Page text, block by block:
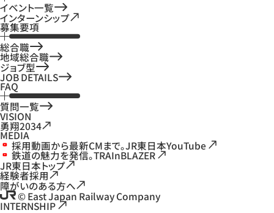
イベント一覧
インターンシップ
募集要項
総合職
地域総合職
ジョブ型
JOB DETAILS
FAQ
質問一覧
VISION
勇翔2034
MEDIA
採用動画から最新CMまで。JR東日本YouTube
鉄道の魅力を発信。TRAInBLAZER
JR東日本トップ
経験者採用
障がいのある方へ
© East Japan Railway Company
INTERNSHIP